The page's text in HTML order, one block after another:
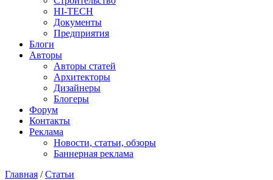
HI-TECH
Документы
Предприятия
Блоги
Авторы
Авторы статей
Архитекторы
Дизайнеры
Блогеры
Форум
Контакты
Реклама
Новости, статьи, обзоры
Баннерная реклама
Главная / Статьи